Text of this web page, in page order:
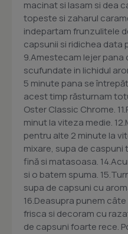
macinat si lasam si dea
topeste si zaharul
indepartam frunzulitele
capsunii si ridichea data
9.Amestecam lejer
scufundate in lichidul
5 minute pana se
acest timp răsturnam
Oster Classic Chrome.
minut la viteza medie.
pentru alte 2 minute la
mixare, supa de
fină si matasoasa.
si o batem spuma.
supa de capsuni cu
16.Deasupra punem
frisca si decoram cu
de capsuni foarte rece.